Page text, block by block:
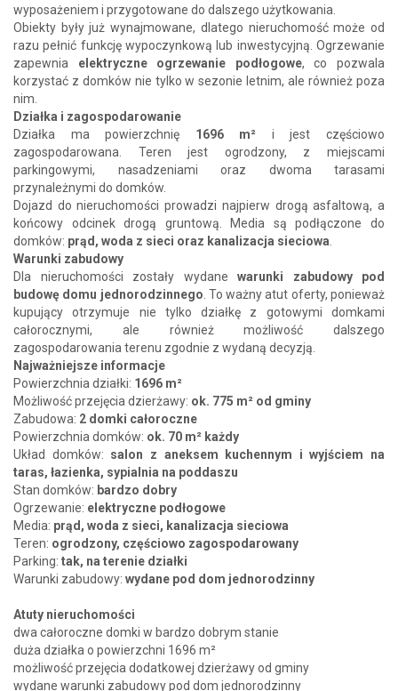
wyposażeniem i przygotowane do dalszego użytkowania.
Obiekty były już wynajmowane, dlatego nieruchomość może od
razu pełnić funkcję wypoczynkową lub inwestycyjną. Ogrzewanie
zapewnia elektryczne ogrzewanie podłogowe, co pozwala
korzystać z domków nie tylko w sezonie letnim, ale również poza
nim.
Działka i zagospodarowanie
Działka ma powierzchnię 1696 m² i jest częściowo
zagospodarowana. Teren jest ogrodzony, z miejscami
parkingowymi, nasadzeniami oraz dwoma tarasami
przynależnymi do domków.
Dojazd do nieruchomości prowadzi najpierw drogą asfaltową, a
końcowy odcinek drogą gruntową. Media są podłączone do
domków: prąd, woda z sieci oraz kanalizacja sieciowa
Warunki zabudowy
Dla nieruchomości zostały wydane warunki zabudowy pod
budowę domu jednorodzinnego . To ważny atut oferty, ponieważ
kupujący otrzymuje nie tylko działkę z gotowymi domkami
całorocznymi, ale również możliwość dalszego
zagospodarowania terenu zgodnie z wydaną decyzją.
Najważniejsze informacje
Powierzchnia działki: 1696 m²
Możliwość przejęcia dzierżawy: ok. 775 m² od gminy
Zabudowa: 2 domki całoroczne
Powierzchnia domków: ok. 70 m² każdy
Układ domków: salon z aneksem kuchennym i wyjściem na
taras, łazienka, sypialnia na poddaszu
Stan domków: bardzo dobry
Ogrzewanie: elektryczne podłogowe
Media: prąd, woda z sieci, kanalizacja sieciowa
Teren: ogrodzony, częściowo zagospodarowany
Parking: tak, na terenie działki
Warunki zabudowy: wydane pod dom jednorodzinny
Atuty nieruchomości
dwa całoroczne domki w bardzo dobrym stanie
duża działka o powierzchni 1696 m²
możliwość przejęcia dodatkowej dzierżawy od gminy
wydane warunki zabudowy pod dom jednorodzinny